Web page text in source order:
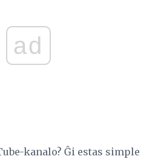
ad
kanalo? Ĝi estas simple